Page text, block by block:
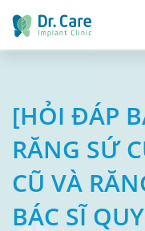
[HỎI ĐÁP
RĂNG SỨ
CŨ VÀ
BÁC SĨ